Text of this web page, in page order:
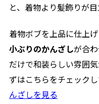
と、着物より髪飾りが
着物ボブを上品に仕上
小ぶりのかんざしが合
だけで和装らしい雰囲
ずはこちらをチェック
んざしを見る